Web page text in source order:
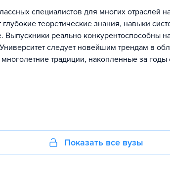
специалистов для многих отраслей
глубокие теоретические знания, навыки
Выпускники реально конкурентоспособны
следует новейшим трендам в
традиции, накопленные за
Показать все вузы